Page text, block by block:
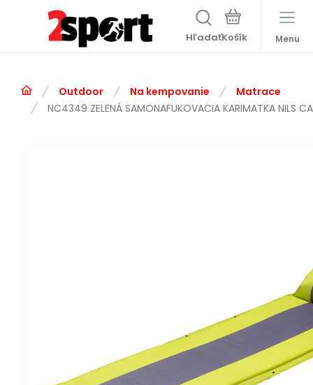
Hľadať Menu
Outdoor Na kempovanie
Matrace
NC4349 ZELENÁ SAMONAFUKOVACIA KARIMATKA NILS